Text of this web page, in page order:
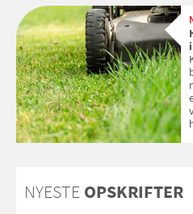
med SPF kan erstatte
solcreme, når man bevæger
sig ud i solen
i
NYESTE OPSKRIFTER